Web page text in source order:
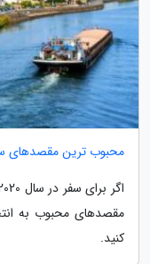
محبوب ترین مقصدهای سال 2020 به انتخاب ایر
مقصدهای محبوب به
کنید.